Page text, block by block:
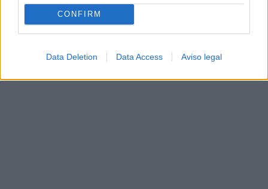
CONFIRM
Data Deletion Data Access Aviso legal